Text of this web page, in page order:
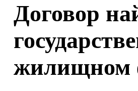
Договор
жилищном